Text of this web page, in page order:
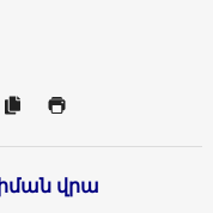
վրա